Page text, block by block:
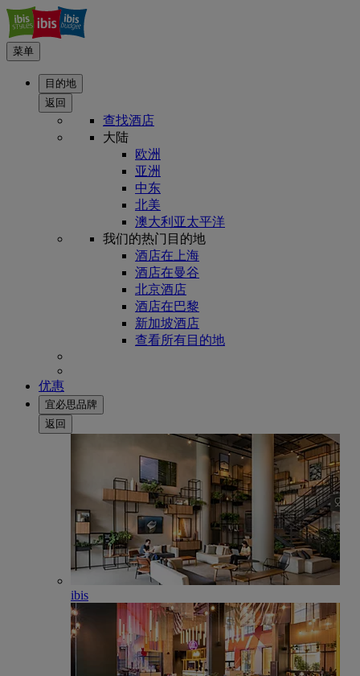
菜单
目的地
返回
查找酒店
大陆
欧洲
亚洲
中东
北美
澳大利亚太平洋
我们的热门目的地
酒店在上海
酒店在曼谷
北京酒店
酒店在巴黎
新加坡酒店
查看所有目的地
优惠
宜必思品牌
返回
ibis